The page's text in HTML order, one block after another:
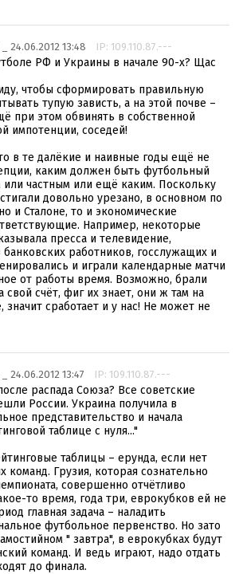
_ 24.06.2012 13:48 IP: 109.110.87.---
РФ и Украины в начале 90-х? Щас
чтобы сформировать правильную
тупую зависть, а на этой почве –
при этом обвинять в собственной
импотенции, соседей!
в те далёкие и наивные годы ещё не
каким должен быть футбольный
частным или ещё каким. Поскольку
довольно урезано, в основном по
и Сталоне, то и экономические
Например, некоторые
пресса и телевидение,
работников, госслужащих и
и играли календарные матчи
от работы время. Возможно, брали
свой счёт, фиг их знает, они ж там на
значит сработает и у нас! Не может не
_ 24.06.2012 13:47 IP: 109.110.87.---
распада Союза? Все советские
России. Украина получила в
представительство и начала
таблице с нуля..."
таблицы – ерунда, если нет
команд. Грузия, которая сознательно
совершенно отчётливо
то время, года три, еврокубков ей не
главная задача – наладить
футбольное первенство. Но зато
" завтра", в еврокубках будут
команд. И ведь играют, надо отдать
до финала.